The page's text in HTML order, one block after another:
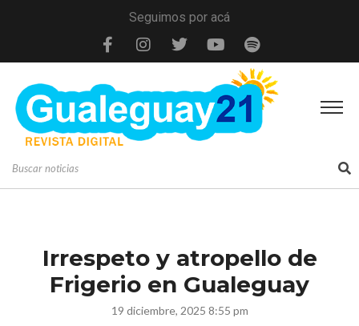
Seguimos por acá
Irrespeto y atropello de
Frigerio en Gualeguay
19 diciembre, 2025 8:55 pm